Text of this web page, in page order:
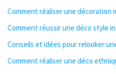
Comment réaliser une décoration
Comment réussir une déco style
Conseils et idées pour relooker
Comment réaliser une déco